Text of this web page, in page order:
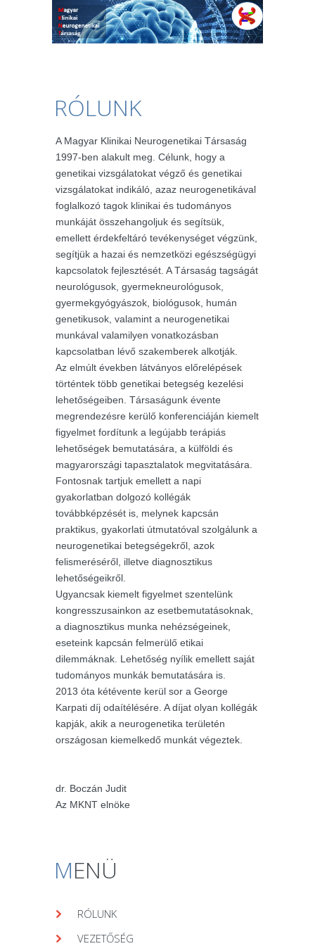
RÓLUNK
A Magyar Klinikai Neurogenetikai Társaság
1997-ben alakult meg. Célunk, hogy a
genetikai vizsgálatokat végző és genetikai
vizsgálatokat indikáló, azaz neurogenetikával
foglalkozó tagok klinikai és tudományos
munkáját összehangoljuk és segítsük,
emellett érdekfeltáró tevékenységet végzünk,
segítjük a hazai és nemzetközi egészségügyi
kapcsolatok fejlesztését. A Társaság tagságát
neurológusok, gyermekneurológusok,
gyermekgyógyászok, biológusok, humán
genetikusok, valamint a neurogenetikai
munkával valamilyen vonatkozásban
kapcsolatban lévő szakemberek alkotják.
Az elmúlt években látványos előrelépések
történtek több genetikai betegség kezelési
lehetőségeiben. Társaságunk évente
megrendezésre kerülő konferenciáján kiemelt
figyelmet fordítunk a legújabb terápiás
lehetőségek bemutatására, a külföldi és
magyarországi tapasztalatok megvitatására.
Fontosnak tartjuk emellett a napi
gyakorlatban dolgozó kollégák
továbbképzését is, melynek kapcsán
praktikus, gyakorlati útmutatóval szolgálunk a
neurogenetikai betegségekről, azok
felismeréséről, illetve diagnosztikus
lehetőségeikről.
Ugyancsak kiemelt figyelmet szentelünk
kongresszusainkon az esetbemutatásoknak,
a diagnosztikus munka nehézségeinek,
eseteink kapcsán felmerülő etikai
dilemmáknak. Lehetőség nyílik emellett saját
tudományos munkák bemutatására is.
2013 óta kétévente kerül sor a George
Karpati díj odaítélésére. A díjat olyan kollégák
kapják, akik a neurogenetika területén
országosan kiemelkedő munkát végeztek.
dr. Boczán Judit
Az MKNT elnöke
MENÜ
RÓLUNK
VEZETŐSÉG